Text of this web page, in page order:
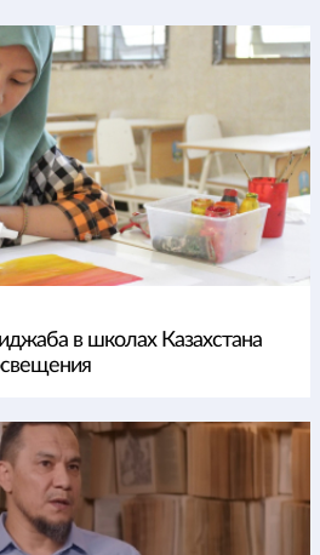
в школах Казахстана